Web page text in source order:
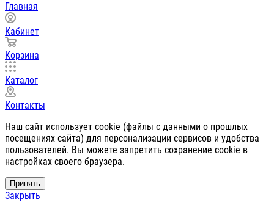
Главная
Кабинет
Корзина
Каталог
Контакты
Наш сайт использует cookie (файлы с данными о прошлых
посещениях сайта) для персонализации сервисов и удобства
пользователей. Вы можете запретить сохранение cookie в
настройках своего браузера.
Принять
Закрыть